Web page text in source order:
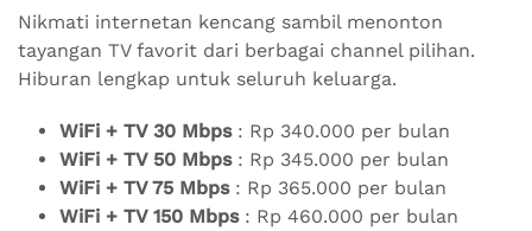
Nikmati internetan kencang sambil menonton
tayangan TV favorit dari berbagai channel pilihan.
Hiburan lengkap untuk seluruh keluarga.
WiFi + TV 30 Mbps: Rp 340.000 per bulan
WiFi + TV 50 Mbps: Rp 345.000 per bulan
WiFi + TV 75 Mbps: Rp 365.000 per bulan
WiFi + TV 150 Mbps: Rp 460.000 per bulan